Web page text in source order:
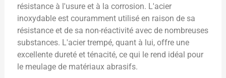
résistance à l'usure et à la corrosion. L'acier
inoxydable est couramment utilisé en raison de sa
résistance et de sa non-réactivité avec de nombreuses
substances. L'acier trempé, quant à lui, offre une
excellente dureté et ténacité, ce qui le rend idéal pour
le meulage de matériaux abrasifs.